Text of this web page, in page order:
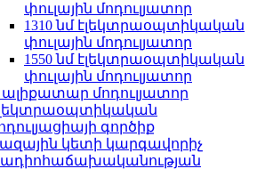
փուլային մոդուլյատոր
1310 նմ էլեկտրաօպտիկական
փուլային մոդուլյատոր
1550 նմ էլեկտրաօպտիկական
փուլային մոդուլյատոր
ալիքատար մոդուլյատոր
գործիք
կետի կարգավորիչ